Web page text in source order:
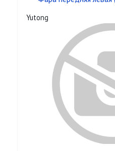
Yutong